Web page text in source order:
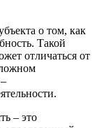
о том, как
Такой
отличаться от
– это